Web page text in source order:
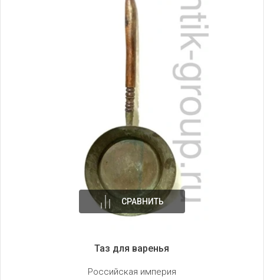
СРАВНИТЬ
Таз для варенья
Российская империя